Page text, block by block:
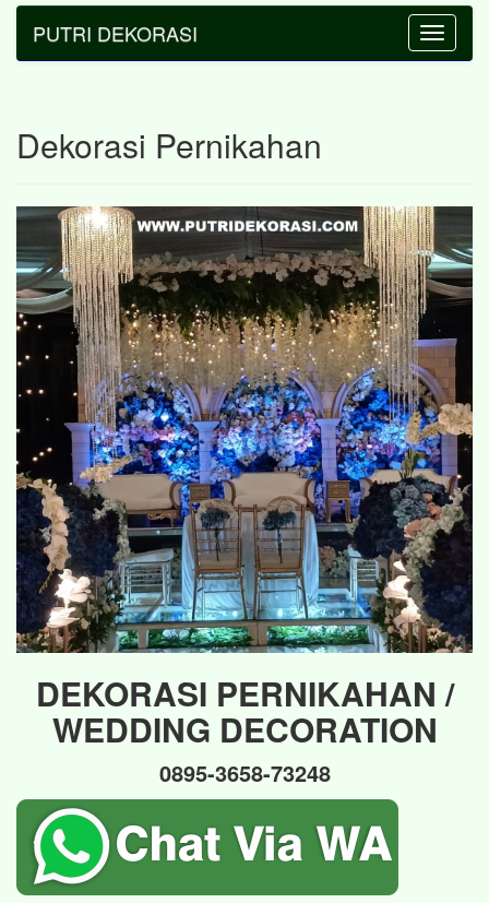
Toggle
PUTRI DEKORASI
Dekorasi Pernikahan
DEKORASI PERNIKAHAN /
WEDDING DECORATION
0895-3658-73248